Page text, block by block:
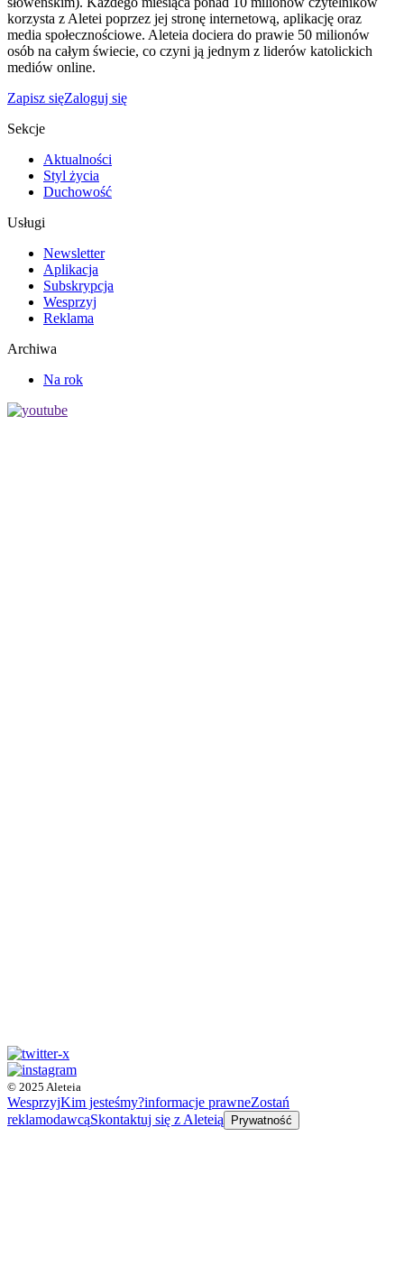
korzysta z Aletei poprzez jej stronę internetową, aplikację oraz
media społecznościowe. Aleteia dociera do prawie 50 milionów
osób na całym świecie, co czyni ją jednym z liderów katolickich
mediów online.
Zapisz sięZaloguj się
Sekcje
Aktualności
Styl życia
Duchowość
Usługi
Newsletter
Aplikacja
Subskrypcja
Wesprzyj
Reklama
Archiwa
Na rok
© 2025 Aleteia
WesprzyjKim jesteśmy?informacje prawneZostań
reklamodawcąSkontaktuj się z Aleteią Prywatność